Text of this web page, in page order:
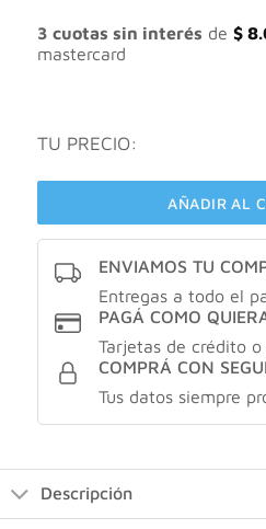
3 cuotas sin interés de $
mastercard
TU PRECIO:
AÑADIR AL
ENVIAMOS TU
Entregas a todo el
PAGÁ COMO
Tarjetas de crédito
COMPRÁ CON
Tus datos siempre
Descripción